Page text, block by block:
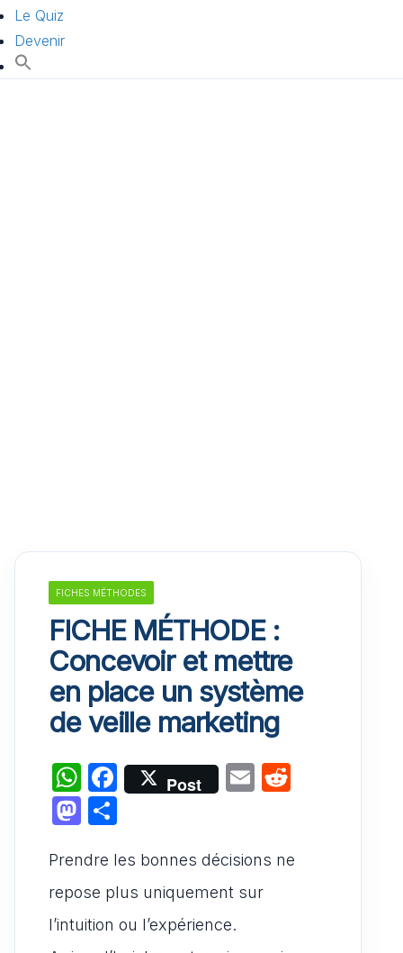
Le Quiz
Devenir
FICHES MÉTHODES
FICHE MÉTHODE :
Concevoir et mettre
en place un système
de veille marketing
W
h
at
s
A
p
F
a
e
b
o
Post
E
l
di
M
st
o
d
ta
g
er
Prendre les bonnes décisions ne
repose plus uniquement sur
l’intuition ou l’expérience.